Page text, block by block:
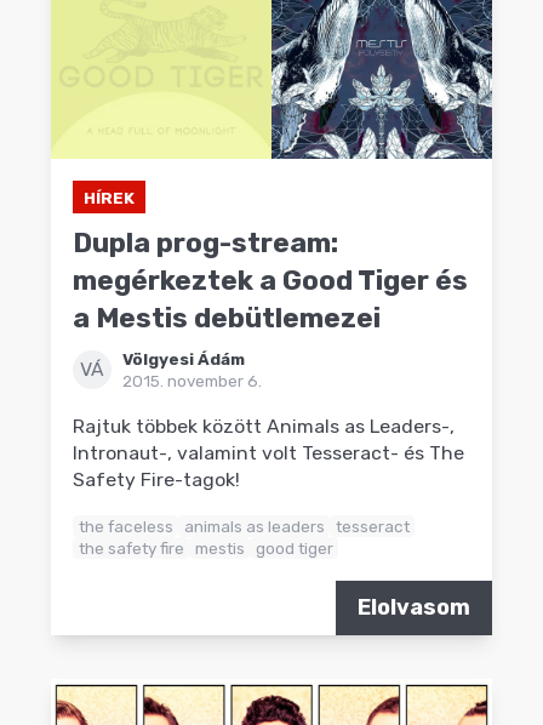
HÍREK
Dupla prog-stream:
megérkeztek a Good Tiger és
a Mestis debütlemezei
VÁ
Völgyesi Ádám
2015. november 6.
Rajtuk többek között Animals as Leaders-,
Intronaut-, valamint volt Tesseract- és The
Safety Fire-tagok!
the faceless animals as leaders
tesseract
the safety fire
mestis good tiger
Elolvasom